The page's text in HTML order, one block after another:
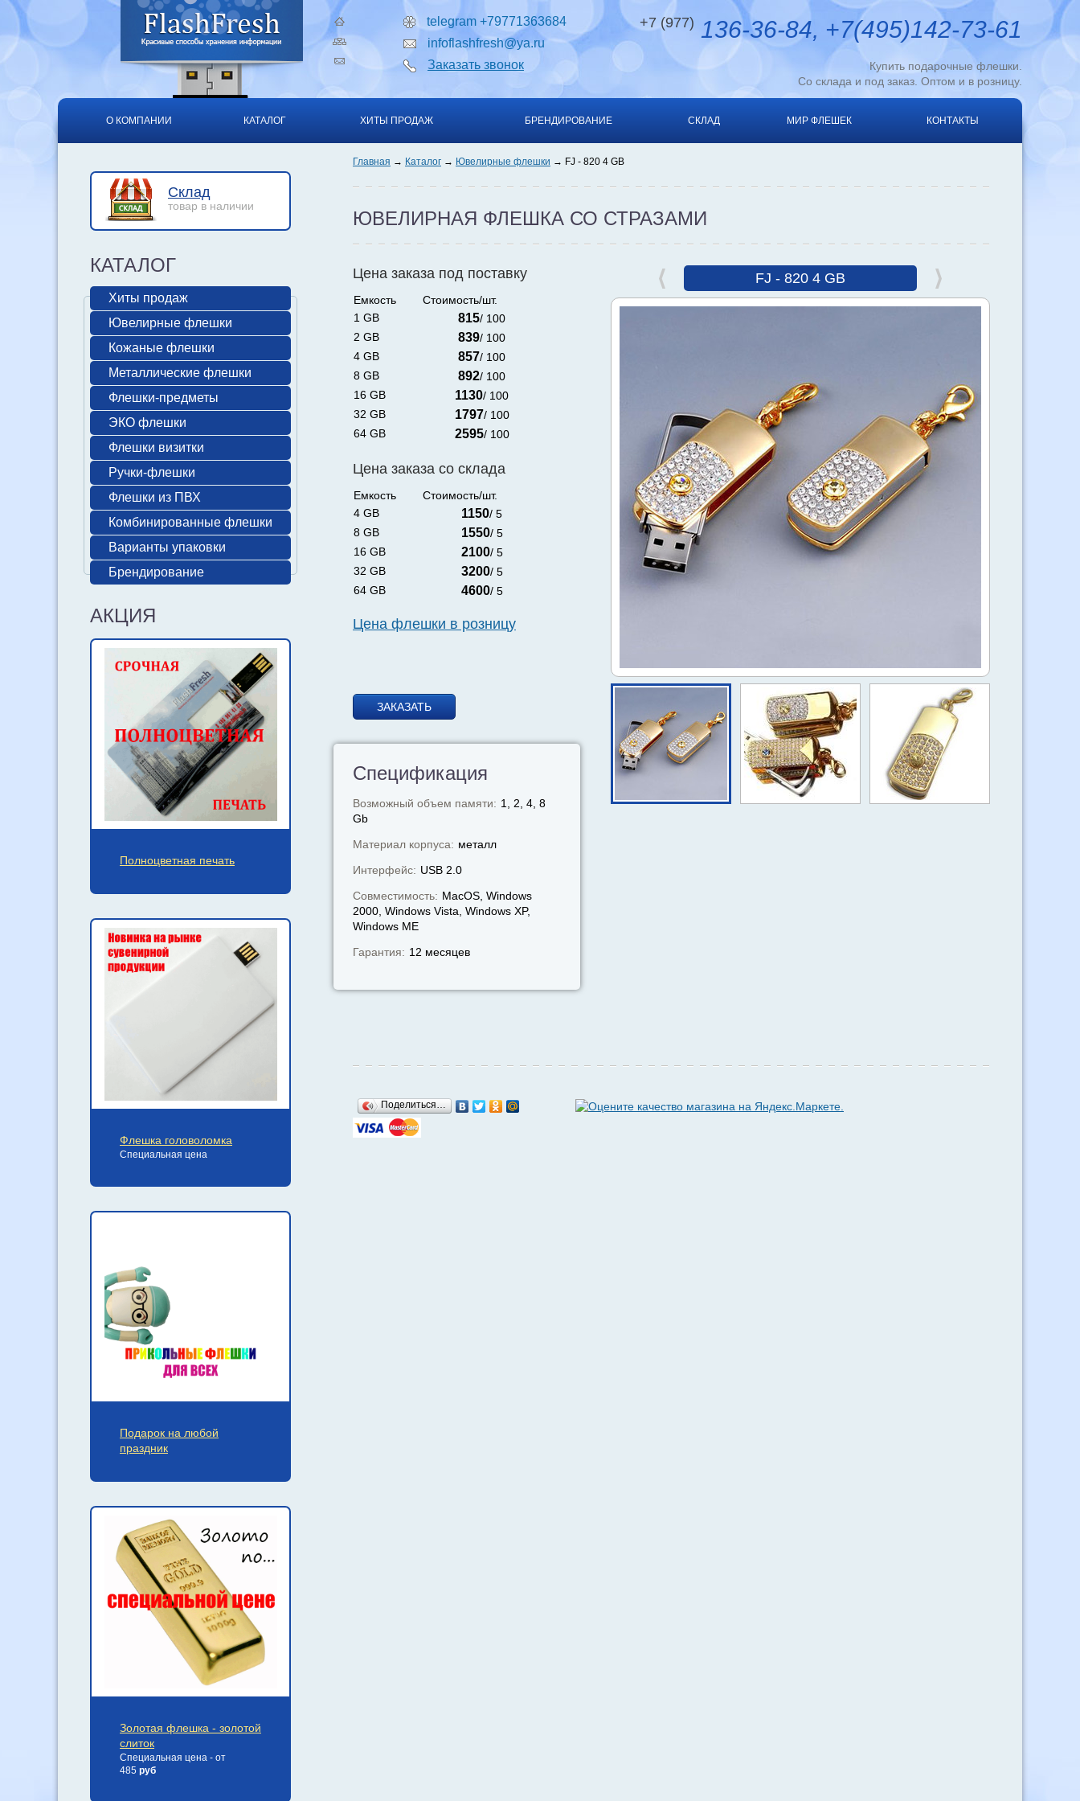
telegram +79771363684
infoflashfresh@ya.ru
Заказать звонок
+7 (977) 136-36-84, +7(495)142-73-61
Купить подарочные флешки.
Со склада и под заказ. Оптом и в розницу.
О КОМПАНИИ КАТАЛОГ ХИТЫ ПРОДАЖ БРЕНДИРОВАНИЕ СКЛАД МИР ФЛЕШЕК КОНТАКТЫ
Главная Каталог Ювелирные флешки FJ - 820 4 GB
ЮВЕЛИРНАЯ ФЛЕШКА СО СТРАЗАМИ
FJ - 820 4 GB
Цена заказа под поставку
Емкость
Стоимость/шт.
1 GB
815/ 100
2 GB
839/ 100
4 GB
857/ 100
8 GB
892/ 100
16 GB
1130/ 100
32 GB
1797/ 100
64 GB
2595/ 100
Цена заказа со склада
Емкость
Стоимость/шт.
4 GB
1150/ 5
8 GB
1550/ 5
16 GB
2100/ 5
32 GB
3200/ 5
64 GB
4600/ 5
Цена флешки в розницу
ЗАКАЗАТЬ
Спецификация
Возможный объем памяти: 1, 2, 4, 8
Gb
Материал корпуса: металл
Интерфейс: USB 2.0
Совместимость: MacOS, Windows
2000, Windows Vista, Windows XP,
Windows МЕ
Гарантия: 12 месяцев
Поделиться…
Склад
товар в наличии
КАТАЛОГ
Хиты продаж
Ювелирные флешки
Кожаные флешки
Металлические флешки
Флешки-предметы
ЭКО флешки
Флешки визитки
Ручки-флешки
Флешки из ПВХ
Комбинированные флешки
Варианты упаковки
Брендирование
АКЦИЯ
Полноцветная печать
Флешка головоломка
Специальная цена
Подарок на любой
праздник
Золотая флешка - золотой
слиток
Специальная цена - от
485 руб